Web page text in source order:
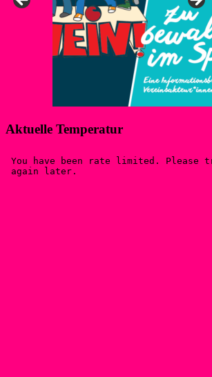
Aktuelle Temperatur